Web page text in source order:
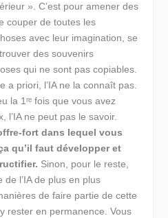
». C’est pour amener des
couper de toutes les
avec leur imagination, se
des souvenirs
qui ne sont pas copiables.
a priori, l’IA ne la connaît pas.
la 1ʳᵉ fois que vous avez
l’IA ne peut pas le savoir.
fort dans lequel vous
qu’il faut développer et
Sinon, pour le reste,
de l’IA de plus en plus
de faire partie de cette
rester en permanence. Vous